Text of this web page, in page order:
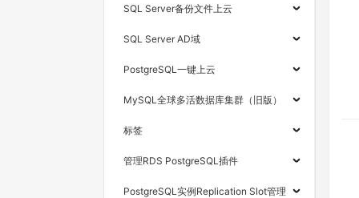
SQL Server备份文件上云
SQL Server AD域
PostgreSQL一键上云
MySQL全球多活数据库集群（旧版）
标签
管理RDS PostgreSQL插件
PostgreSQL实例Replication Slot管理